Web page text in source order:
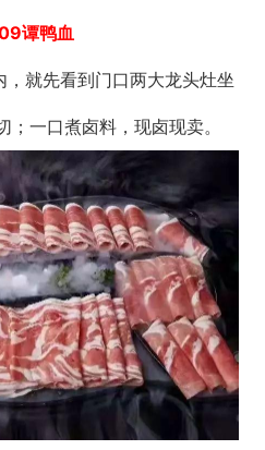
谭鸭血
就先看到门口两大龙头灶坐
一口煮卤料，现卤现卖。